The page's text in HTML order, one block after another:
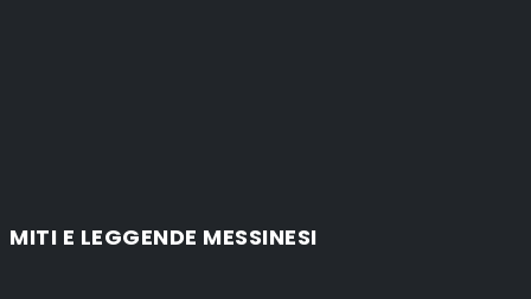
MITI E LEGGENDE MESSINESI